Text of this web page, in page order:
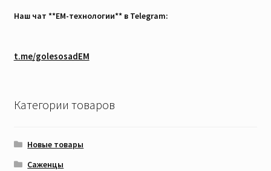
Наш чат **EM-технологии** в Telegram:
t.me/golesosadEM
Категории товаров
Новые товары
Саженцы